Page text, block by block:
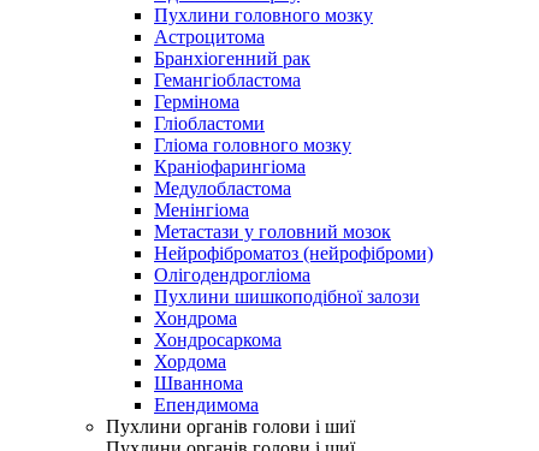
Пухлини головного мозку
Астроцитома
Бранхіогенний рак
Гемангіобластома
Гермінома
Гліобластоми
Гліома головного мозку
Краніофарингіома
Медулобластома
Менінгіома
Метастази у головний мозок
Нейрофіброматоз (нейрофіброми)
Олігодендрогліома
Пухлини шишкоподібної залози
Хондрома
Хондросаркома
Хордома
Шваннома
Епендимома
Пухлини органів голови і шиї